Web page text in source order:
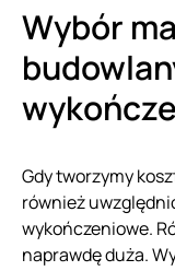
Wybór
Gdy tworzymy
również
wykończeniowe.
naprawdę duża.